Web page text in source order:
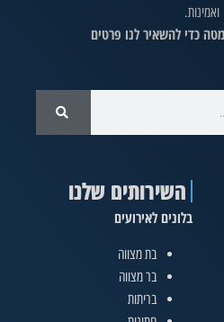
ואמינות.
כדי להשאיר לנו פרטים
השירותים שלנו
בלונים לאירועים
בת מצווה
בר מצווה
בריתות